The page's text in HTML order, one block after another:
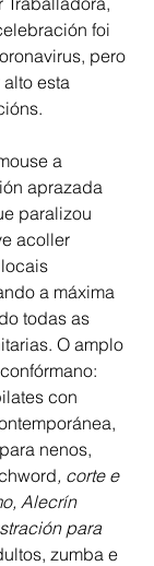
foi
pero
esta
a
aprazada
paralizou
acoller
a máxima
todas as
O amplo
con
nenos,
, corte e
Alecrín
para
zumba e